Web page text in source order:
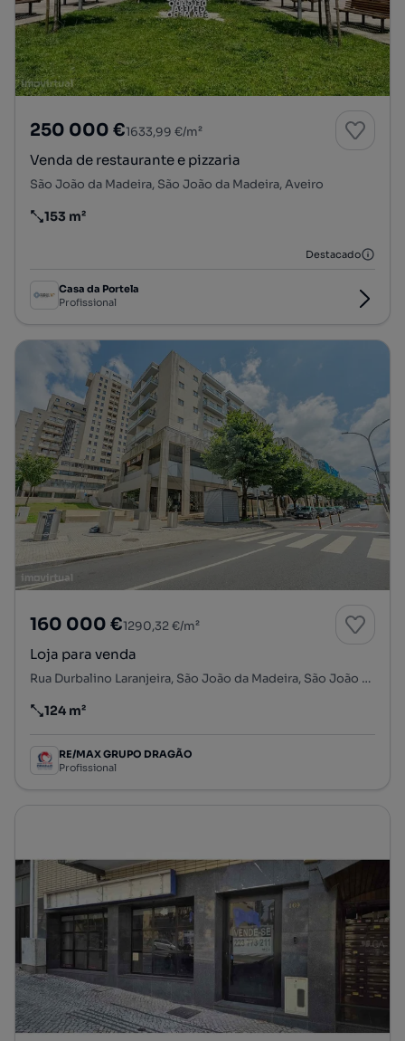
250 000 €1633,99 €/m²
Venda de restaurante e pizzaria
São João da Madeira, São João da Madeira, Aveiro
Preço por metro quadrado
153 m²
Destacado
Casa da Portela
Profissional
160 000 €1290,32 €/m²
Loja para venda
Rua Durbalino Laranjeira, São João da Madeira, São João da Madeira, Aveiro
Preço por metro quadrado
124 m²
RE/MAX GRUPO DRAGÃO
Profissional